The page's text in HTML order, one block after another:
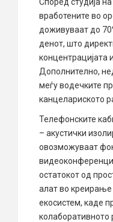
вработените во
доживуваат до
денот, што
концентрацијата
Дополнително,
меѓу водечките
канцелариското
Телефонските
– акустички
овозможуваат
остатокот од
алат во креирање
екосистем, каде
колаборативното